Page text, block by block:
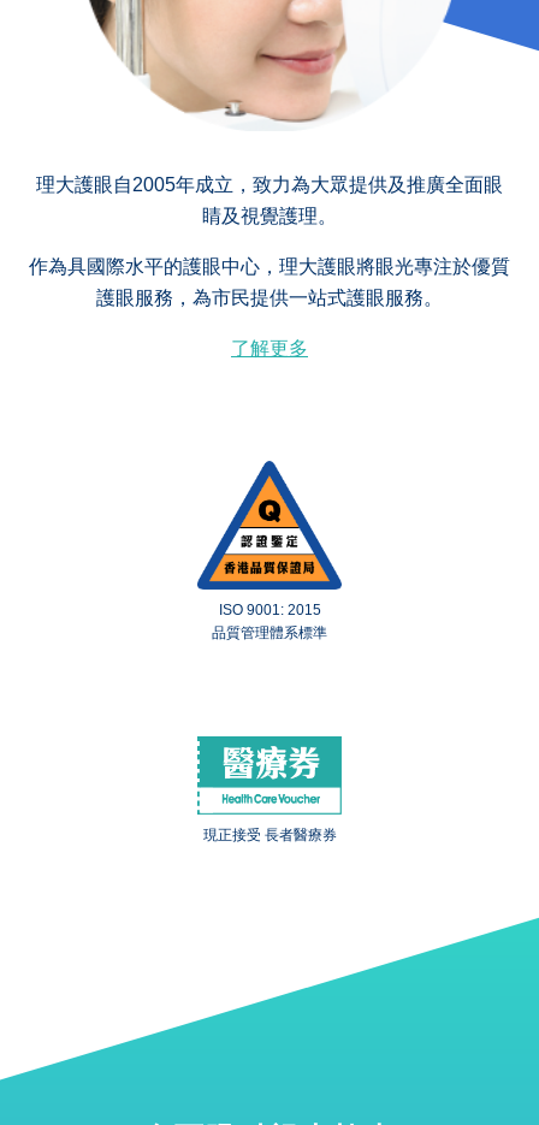
理大護眼自2005年成立，致力為大眾提供及推廣全面眼
睛及視覺護理。
作為具國際水平的護眼中心，理大護眼將眼光專注於優質
護眼服務，為市民提供一站式護眼服務。
了解更多
ISO 9001: 2015
品質管理體系標準
現正接受 長者醫療券